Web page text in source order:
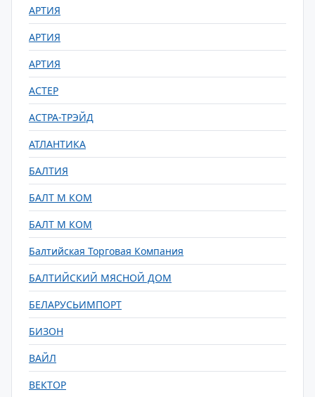
АРТИЯ
АРТИЯ
АРТИЯ
АСТЕР
АСТРА-ТРЭЙД
АТЛАНТИКА
БАЛТИЯ
БАЛТ М КОМ
БАЛТ М КОМ
Балтийская Торговая Компания
БАЛТИЙСКИЙ МЯСНОЙ ДОМ
БЕЛАРУСЬИМПОРТ
БИЗОН
ВАЙЛ
ВЕКТОР